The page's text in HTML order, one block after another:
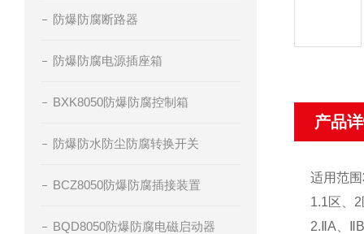
防爆防腐断路器
防爆防腐电源插座箱
BXK8050防爆防腐控制箱
防爆防水防尘防腐转换开关
BCZ8050防爆防腐插接装置
BQD8050防爆防腐电磁启动器
产品
适用范围
1.1区、
2.ⅡA、